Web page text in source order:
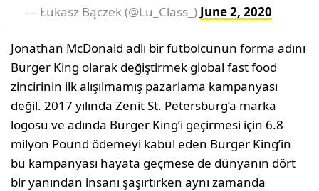
— Łukasz Bączek (@Lu_Class_) June 2, 2020
Jonathan McDonald adlı bir futbolcunun forma adını
Burger King olarak değiştirmek global fast food
zincirinin ilk alışılmamış pazarlama kampanyası
değil. 2017 yılında Zenit St. Petersburg’a marka
logosu ve adında Burger King’i geçirmesi için 6.8
milyon Pound ödemeyi kabul eden Burger King’in
bu kampanyası hayata geçmese de dünyanın dört
bir yanından insanı şaşırtırken aynı zamanda